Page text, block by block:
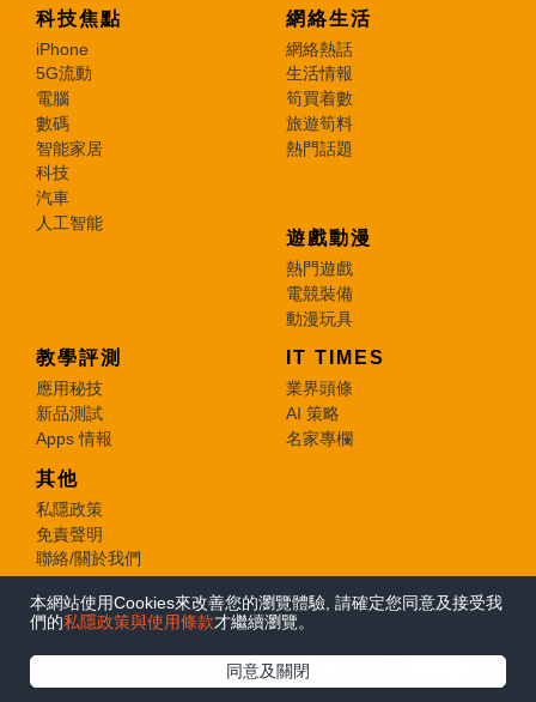
本網站使用Cookies來改善您的瀏覽體驗, 請確定您同意及接受我
們的私隱政策與使用條款才繼續瀏覽。
同意及關閉
科技焦點
iPhone
5G流動
電腦
數碼
智能家居
科技
汽車
人工智能
網絡生活
網絡熱話
生活情報
筍買着數
旅遊筍料
熱門話題
遊戲動漫
熱門遊戲
電競裝備
動漫玩具
教學評測
應用秘技
新品測試
Apps 情報
IT TIMES
業界頭條
AI 策略
名家專欄
其他
私隱政策
免責聲明
聯絡/關於我們
© 2026 e-zone. All Rights Reserved.